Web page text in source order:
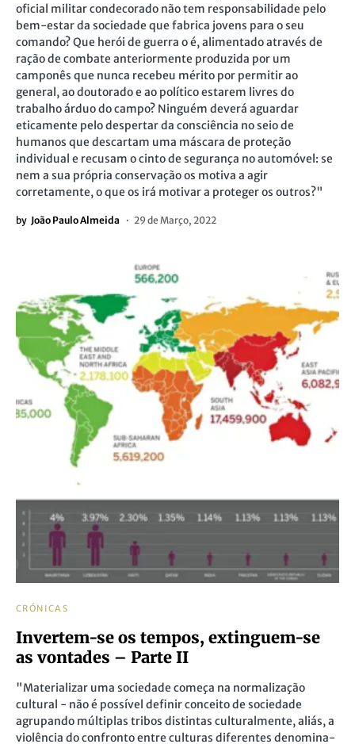
oficial militar condecorado não tem responsabilidade pelo
bem-estar da sociedade que fabrica jovens para o seu
comando? Que herói de guerra o é, alimentado através de
ração de combate anteriormente produzida por um
camponês que nunca recebeu mérito por permitir ao
general, ao doutorado e ao político estarem livres do
trabalho árduo do campo? Ninguém deverá aguardar
eticamente pelo despertar da consciência no seio de
humanos que descartam uma máscara de proteção
individual e recusam o cinto de segurança no automóvel: se
nem a sua própria conservação os motiva a agir
corretamente, o que os irá motivar a proteger os outros?"
by João Paulo Almeida 29 de Março, 2022
CRÓNICAS
Invertem-se os tempos, extinguem-se
as vontades – Parte II
"Materializar uma sociedade começa na normalização
cultural - não é possível definir conceito de sociedade
agrupando múltiplas tribos distintas culturalmente, aliás, a
violência do confronto entre culturas diferentes denomina-